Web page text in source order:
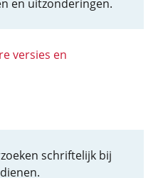
en uitzonderingen.
versies en
schriftelijk bij